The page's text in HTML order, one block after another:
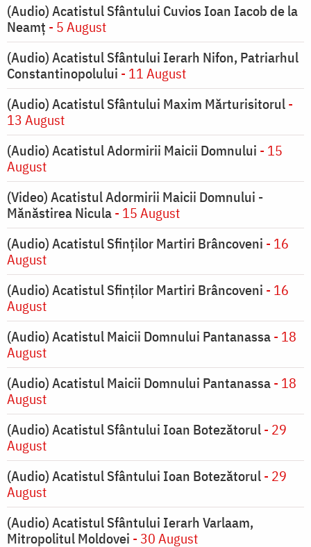
(Audio) Acatistul Sfântului Cuvios Ioan Iacob de la
Neamț - 5 August
(Audio) Acatistul Sfântului Ierarh Nifon, Patriarhul
Constantinopolului - 11 August
(Audio) Acatistul Sfântului Maxim Mărturisitorul-
13 August
(Audio) Acatistul Adormirii Maicii Domnului - 15
August
(Video) Acatistul Adormirii Maicii Domnului -
Mănăstirea Nicula- 15 August
(Audio) Acatistul Sfinților Martiri Brâncoveni - 16
August
(Audio) Acatistul Sfinților Martiri Brâncoveni - 16
August
(Audio) Acatistul Maicii Domnului Pantanassa- 18
August
(Audio) Acatistul Maicii Domnului Pantanassa- 18
August
(Audio) Acatistul Sfântului Ioan Botezătorul- 29
August
(Audio) Acatistul Sfântului Ioan Botezătorul- 29
August
(Audio) Acatistul Sfântului Ierarh Varlaam,
Mitropolitul Moldovei - 30 August